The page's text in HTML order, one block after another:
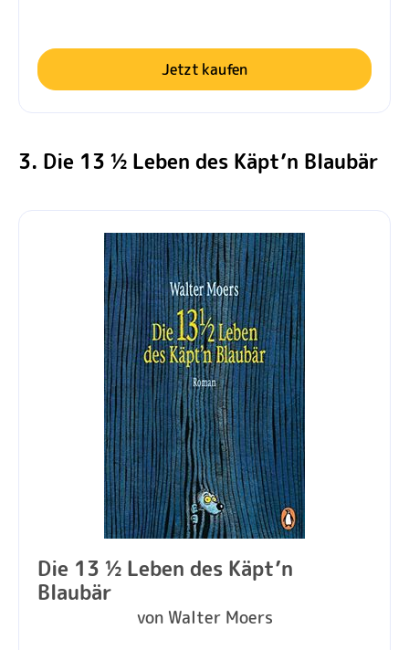
Jetzt kaufen
3. Die 13 ½ Leben des Käpt’n Blaubär
Die 13 ½ Leben des Käpt’n
Blaubär
von Walter Moers